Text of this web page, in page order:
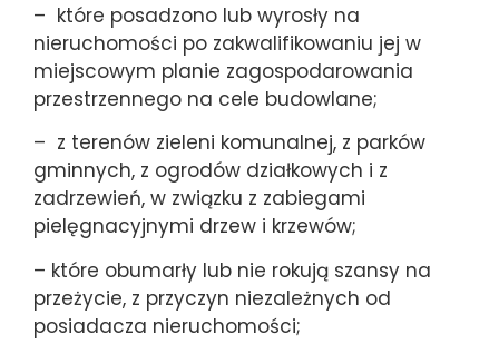
– które posadzono lub wyrosły na
nieruchomości po zakwalifikowaniu jej w
miejscowym planie zagospodarowania
przestrzennego na cele budowlane;
– z terenów zieleni komunalnej, z parków
gminnych, z ogrodów działkowych i z
zadrzewień, w związku z zabiegami
pielęgnacyjnymi drzew i krzewów;
– które obumarły lub nie rokują szansy na
przeżycie, z przyczyn niezależnych od
posiadacza nieruchomości;